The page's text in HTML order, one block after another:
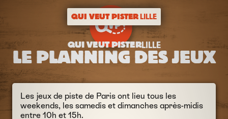
QUI VEUT PISTERLILLE
QUI VEUT PISTERLILLE
LE PLANNING DES JEUX
Les jeux de piste de Paris ont lieu tous les
weekends, les samedis et dimanches après-midis
entre 10h et 15h.